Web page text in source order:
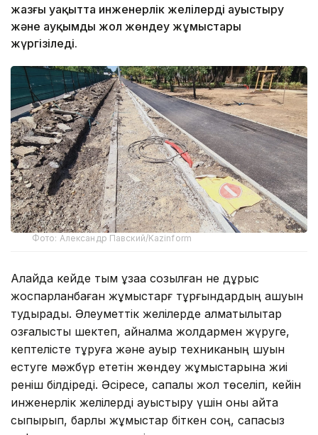
жазғы уақытта инженерлік желілерді ауыстыру
және ауқымды жол жөндеу жұмыстары
жүргізіледі.
Фото: Александр Павский/Kazinform
Алайда кейде тым ұзаққа созылған не дұрыс
жоспарланбаған жұмыстарғ тұрғындардың ашуын
тудырады. Әлеуметтік желілерде алматылықтар
қозғалысты шектеп, айналма жолдармен жүруге,
кептелісте тұруға және ауыр техниканың шуын
естуге мәжбүр ететін жөндеу жұмыстарына жиі
реніш білдіреді. Әсіресе, сапалы жол төселіп, кейін
инженерлік желілерді ауыстыру үшін оны қайта
сыпырып, барлық жұмыстар біткен соң, сапасыз